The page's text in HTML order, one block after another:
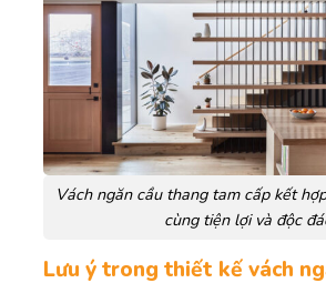
Vách ngăn cầu thang tam cấp kết
cùng tiện lợi và độc
Lưu ý trong thiết kế vách